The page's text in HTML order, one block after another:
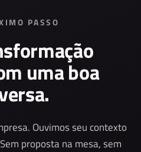
PASSO
uma boa
Ouvimos seu contexto
proposta na mesa, sem